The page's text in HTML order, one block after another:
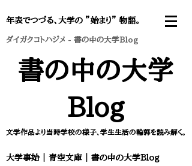
年表でつづる、大学の ”始まり” 物語。
ダイガクコトハジメ - 書の中の大学Blog
書の中の大学
Blog
文学作品より当時学校の様子、学生生活の輪郭を読み解く。
大学事始 青空文庫 書の中の大学Blog